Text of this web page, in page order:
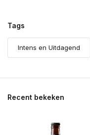
Tags
Intens en Uitdagend
Recent bekeken